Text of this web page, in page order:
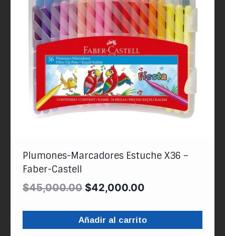
Plumones-Marcadores Estuche X36 –
Faber-Castell
$45,000.00 $42,000.00
Añadir al carrito